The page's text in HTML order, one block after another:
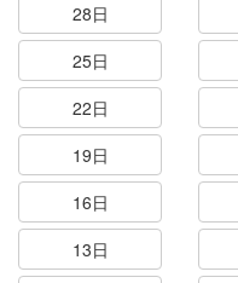
28日
25日
22日
19日
16日
13日